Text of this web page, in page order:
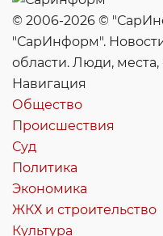
© 2006-2026 ©
"СарИнформ".
области. Люди, места,
Навигация
Общество
Происшествия
Суд
Политика
Экономика
ЖКХ и строительство
Культура